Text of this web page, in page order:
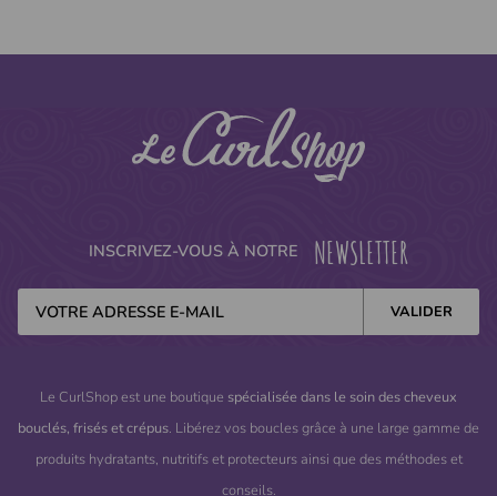
INSCRIVEZ-VOUS À NOTRE NEWSLETTER
Le CurlShop est une boutique spécialisée dans le soin des cheveux
bouclés, frisés et crépus. Libérez vos boucles grâce à une large gamme de
produits hydratants, nutritifs et protecteurs ainsi que des méthodes et
conseils.